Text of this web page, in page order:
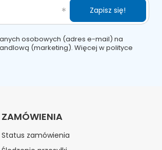
osobowych (adres e-mail) na
(marketing). Więcej wpolityce
Zapisz się!
ZAMÓWIENIA
Status zamówienia